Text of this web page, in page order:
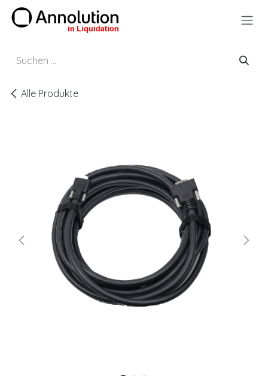
Zum Inhalt springen
Alle Produkte